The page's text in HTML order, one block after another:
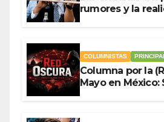
rumores y la
COLUMNISTAS PRINCIPAL
Columna por la
Mayo en México: